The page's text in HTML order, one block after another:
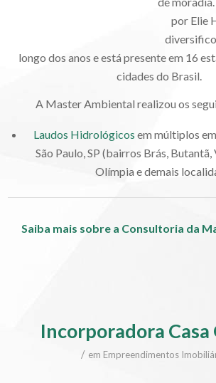
por Elie
longo dos anos e está presente em 16
cidades do Brasil.
A Master Ambiental realizou os
Laudos Hidrológicos em múltiplos
São Paulo, SP (bairros Brás,
Olímpia e demais
Saiba mais sobre a Consultoria da
Incorporadora Casa
/ em Empreendimentos